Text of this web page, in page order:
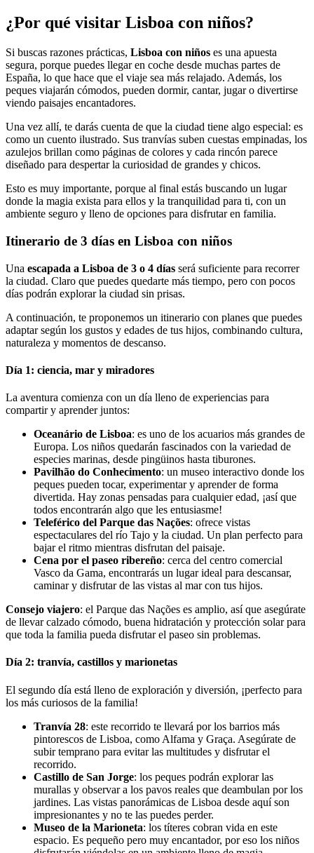
¿Por qué visitar Lisboa con niños?
Si buscas razones prácticas, Lisboa con niños es una apuesta
segura, porque puedes llegar en coche desde muchas partes de
España, lo que hace que el viaje sea más relajado. Además, los
peques viajarán cómodos, pueden dormir, cantar, jugar o divertirse
viendo paisajes encantadores.
Una vez allí, te darás cuenta de que la ciudad tiene algo especial: es
como un cuento ilustrado. Sus tranvías suben cuestas empinadas, los
azulejos brillan como páginas de colores y cada rincón parece
diseñado para despertar la curiosidad de grandes y chicos.
Esto es muy importante, porque al final estás buscando un lugar
donde la magia exista para ellos y la tranquilidad para ti, con un
ambiente seguro y lleno de opciones para disfrutar en familia.
Itinerario de 3 días en Lisboa con niños
Una escapada a Lisboa de 3 o 4 días será suficiente para recorrer
la ciudad. Claro que puedes quedarte más tiempo, pero con pocos
días podrán explorar la ciudad sin prisas.
A continuación, te proponemos un itinerario con planes que puedes
adaptar según los gustos y edades de tus hijos, combinando cultura,
naturaleza y momentos de descanso.
Día 1: ciencia, mar y miradores
La aventura comienza con un día lleno de experiencias para
compartir y aprender juntos:
Oceanário de Lisboa: es uno de los acuarios más grandes de
Europa. Los niños quedarán fascinados con la variedad de
especies marinas, desde pingüinos hasta tiburones.
Pavilhão do Conhecimento: un museo interactivo donde los
peques pueden tocar, experimentar y aprender de forma
divertida. Hay zonas pensadas para cualquier edad, ¡así que
todos encontrarán algo que les entusiasme!
Teleférico del Parque das Nações: ofrece vistas
espectaculares del río Tajo y la ciudad. Un plan perfecto para
bajar el ritmo mientras disfrutan del paisaje.
Cena por el paseo ribereño: cerca del centro comercial
Vasco da Gama, encontrarás un lugar ideal para descansar,
caminar y disfrutar de las vistas al mar con tus hijos.
Consejo viajero: el Parque das Nações es amplio, así que asegúrate
de llevar calzado cómodo, buena hidratación y protección solar para
que toda la familia pueda disfrutar el paseo sin problemas.
Día 2: tranvía, castillos y marionetas
El segundo día está lleno de exploración y diversión, ¡perfecto para
los más curiosos de la familia!
Tranvía 28: este recorrido te llevará por los barrios más
pintorescos de Lisboa, como Alfama y Graça. Asegúrate de
subir temprano para evitar las multitudes y disfrutar el
recorrido.
Castillo de San Jorge: los peques podrán explorar las
murallas y observar a los pavos reales que deambulan por los
jardines. Las vistas panorámicas de Lisboa desde aquí son
impresionantes y no te las puedes perder.
Museo de la Marioneta: los títeres cobran vida en este
espacio. Es pequeño pero muy encantador, por eso los niños